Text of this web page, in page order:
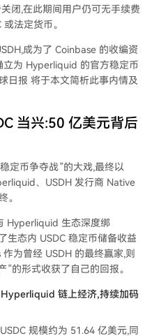
闭,在此期间用户仍可无手续费
法定货币。
成为了 Coinbase 的收编资
立为 Hyperliquid 的官方稳定币
日报 将于本文简析此事内情及
当兴:50 亿美元背后
定币争夺战”的大戏,最终以
、USDH 发行商 Native
。
Hyperliquid 生态深度绑
生态内 USDC 稳定币储备收益
为曾经 USDH 的最终赢家,则
”的形式收获了自己的回报。
链上经济,持续加码
规模约为 51.64 亿美元,同